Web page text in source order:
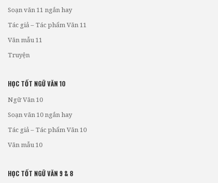
Soạn văn 11 ngắn hay
Tác giả – Tác phẩm Văn 11
Văn mẫu 11
Truyện
HỌC TỐT NGỮ VĂN 10
Ngữ Văn 10
Soạn văn 10 ngắn hay
Tác giả – Tác phẩm Văn 10
Văn mẫu 10
HỌC TỐT NGỮ VĂN 9 & 8